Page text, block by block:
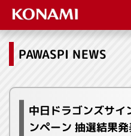
PAWASPI NEWS
中日ドラゴンズサイ
ンペーン 抽選結果